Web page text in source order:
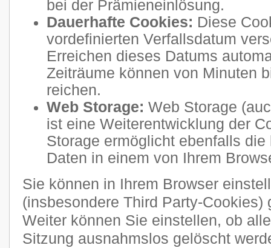
bei der Prämieneinlösung.
Dauerhafte Cookies: Diese
vordefinierten Verfallsdatum
Erreichen dieses Datums
Zeiträume können von Minuten
reichen.
Web Storage: Web Storage
ist eine Weiterentwicklung der
Storage ermöglicht ebenfalls
Daten in einem von Ihrem
Sie können in Ihrem Browser
(insbesondere Third Party-Cookies)
Weiter können Sie einstellen, ob
Sitzung ausnahmslos gelöscht